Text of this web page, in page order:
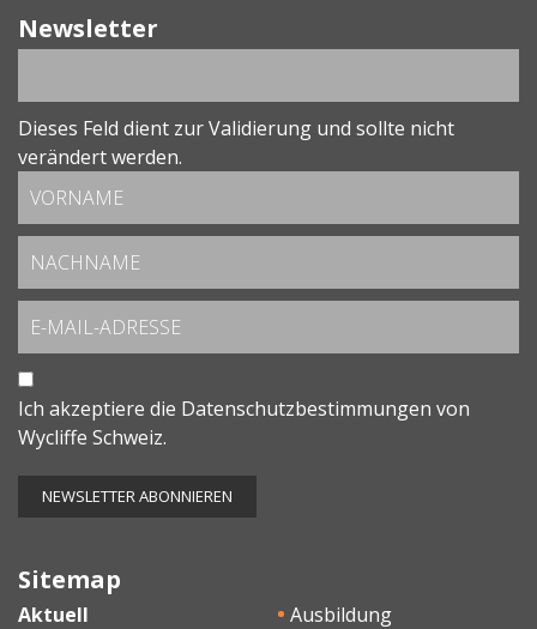
Newsletter
Dieses Feld dient zur Validierung und sollte nicht
verändert werden.
Ich akzeptiere die Datenschutzbestimmungen von
Wycliffe Schweiz.
Sitemap
Aktuell
Ausbildung